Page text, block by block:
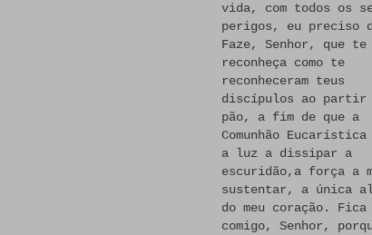
vida, com todos os
perigos, eu preciso
Faze, Senhor, que te
reconheça como te
reconheceram teus
discípulos ao partir
pão, a fim de que a
Comunhão
a luz a dissipar a
escuridão,a força a
sustentar, a única
do meu coração. Fica
comigo, Senhor,